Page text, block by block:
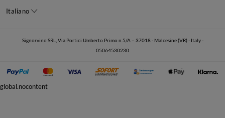
Italiano
Signorvino SRL, Via Portici Umberto Primo n.5/A – 37018 - Malcesine (VR) - Italy -
05064530230
global.nocontent